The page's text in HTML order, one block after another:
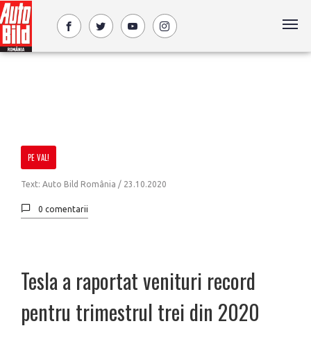
PE VAL!
Text: Auto Bild România / 23.10.2020
0 comentarii
Tesla a raportat venituri record
pentru trimestrul trei din 2020